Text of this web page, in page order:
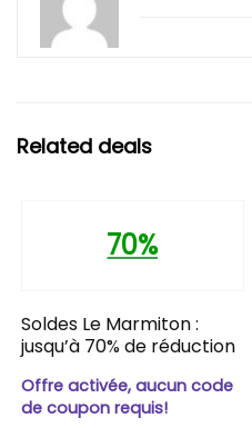
Related deals
70%
Soldes Le Marmiton :
jusqu’à 70% de réduction
Offre activée, aucun code
de coupon requis!